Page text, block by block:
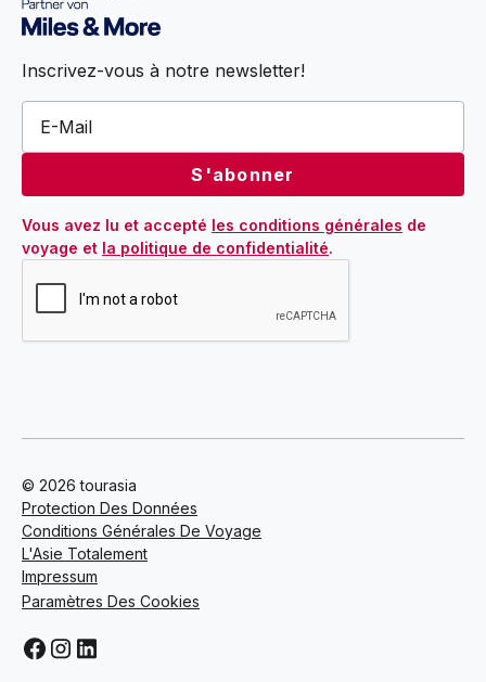
Inscrivez-vous à notre newsletter!
Vous avez lu et accepté les conditions générales de
voyage et la politique de confidentialité.
© 2026 tourasia
Protection Des Données
Conditions Générales De Voyage
L'Asie Totalement
Impressum
Paramètres Des Cookies